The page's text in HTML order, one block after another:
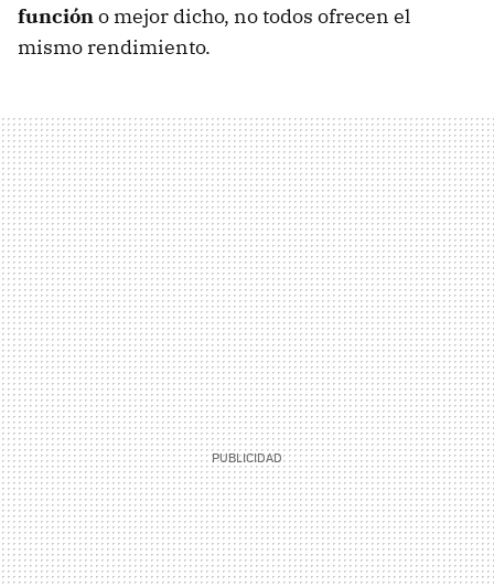
funcióno mejor dicho, no todos ofrecen el
mismo rendimiento.